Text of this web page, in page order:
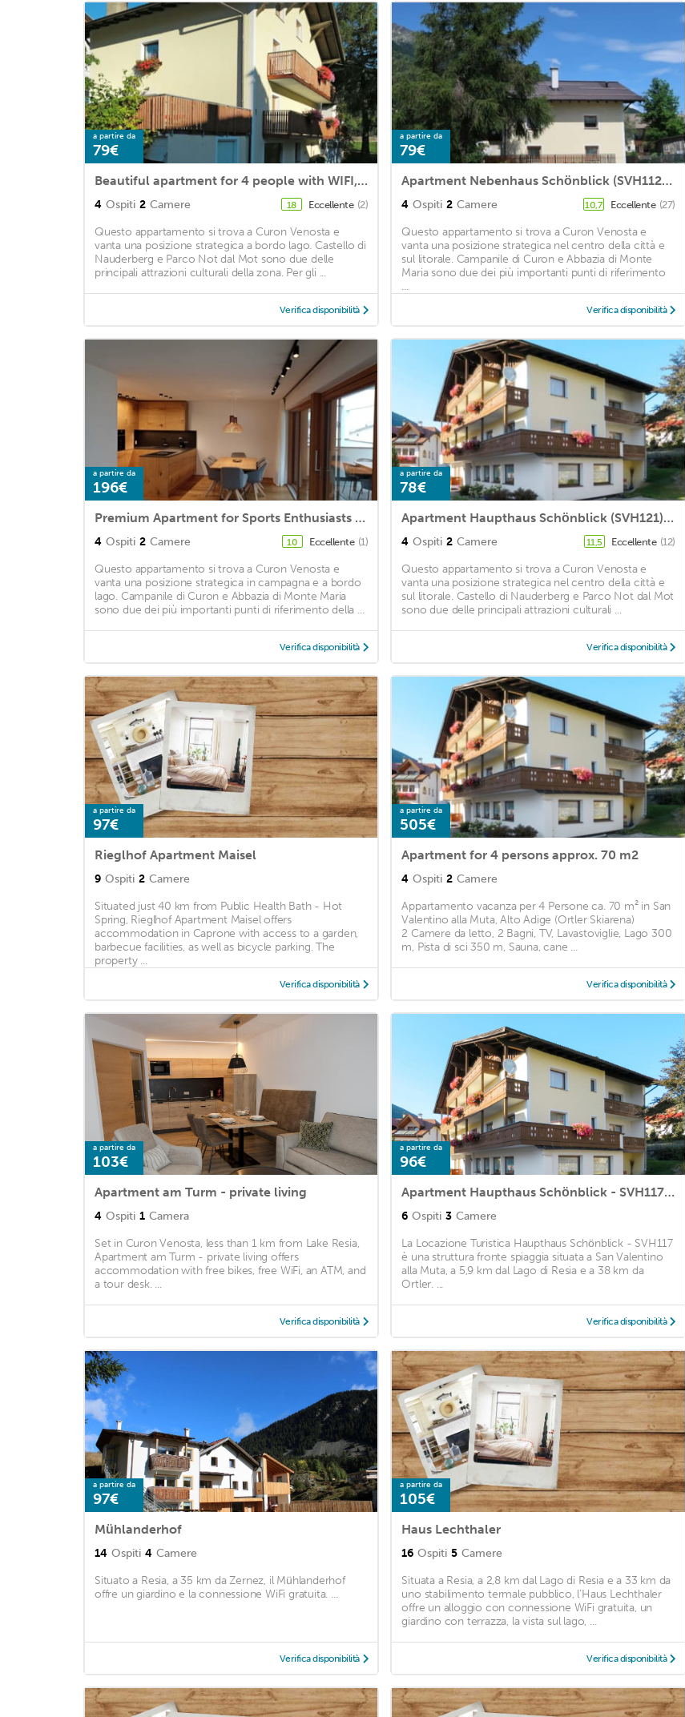
a partire da
79€
Beautiful apartment for 4 people with WIFI, TV, terrace, pets allowed and parking
4 Ospiti 2 Camere 18 Eccellente (2)
Questo appartamento si trova a Curon Venosta e
vanta una posizione strategica a bordo lago. Castello di
Nauderberg e Parco Not dal Mot sono due delle
principali attrazioni culturali della zona. Per gli ...
Verifica disponibilità
a partire da
79€
Apartment Nebenhaus Schönblick (SVH112) in St Valentin/San Valentino - 4 persons, 2 bedrooms
4 Ospiti 2 Camere 10,7 Eccellente (27)
Questo appartamento si trova a Curon Venosta e
vanta una posizione strategica nel centro della città e
sul litorale. Campanile di Curon e Abbazia di Monte
Maria sono due dei più importanti punti di riferimento
...
Verifica disponibilità
a partire da
196€
Premium Apartment for Sports Enthusiasts and Nature Lovers in South Tyrol
4 Ospiti 2 Camere 10 Eccellente (1)
Questo appartamento si trova a Curon Venosta e
vanta una posizione strategica in campagna e a bordo
lago. Campanile di Curon e Abbazia di Monte Maria
sono due dei più importanti punti di riferimento della ...
Verifica disponibilità
a partire da
78€
Apartment Haupthaus Schönblick (SVH121) in St Valentin/San Valentino - 4 persons, 2 bedrooms
4 Ospiti 2 Camere 11,5 Eccellente (12)
Questo appartamento si trova a Curon Venosta e
vanta una posizione strategica nel centro della città e
sul litorale. Castello di Nauderberg e Parco Not dal Mot
sono due delle principali attrazioni culturali ...
Verifica disponibilità
a partire da
97€
Rieglhof Apartment Maisel
9 Ospiti 2 Camere
Situated just 40 km from Public Health Bath - Hot
Spring, Rieglhof Apartment Maisel offers
accommodation in Caprone with access to a garden,
barbecue facilities, as well as bicycle parking. The
property ...
Verifica disponibilità
a partire da
505€
Apartment for 4 persons approx. 70 m2
4 Ospiti 2 Camere
Appartamento vacanza per 4 Persone ca. 70 m² in San
Valentino alla Muta, Alto Adige (Ortler Skiarena)
2 Camere da letto, 2 Bagni, TV, Lavastoviglie, Lago 300
m, Pista di sci 350 m, Sauna, cane ...
Verifica disponibilità
a partire da
103€
Apartment am Turm - private living
4 Ospiti 1 Camera
Set in Curon Venosta, less than 1 km from Lake Resia,
Apartment am Turm - private living offers
accommodation with free bikes, free WiFi, an ATM, and
a tour desk. ...
Verifica disponibilità
a partire da
96€
Apartment Haupthaus Schönblick - SVH117 by Interhome
6 Ospiti 3 Camere
La Locazione Turistica Haupthaus Schönblick - SVH117
è una struttura fronte spiaggia situata a San Valentino
alla Muta, a 5,9 km dal Lago di Resia e a 38 km da
Ortler. ...
Verifica disponibilità
a partire da
97€
Mühlanderhof
14 Ospiti 4 Camere
Situato a Resia, a 35 km da Zernez, il Mühlanderhof
offre un giardino e la connessione WiFi gratuita. ...
Verifica disponibilità
a partire da
105€
Haus Lechthaler
16 Ospiti 5 Camere
Situata a Resia, a 2,8 km dal Lago di Resia e a 33 km da
uno stabilimento termale pubblico, l’Haus Lechthaler
offre un alloggio con connessione WiFi gratuita, un
giardino con terrazza, la vista sul lago, ...
Verifica disponibilità